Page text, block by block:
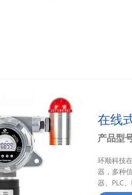
在线
产品型
环顺科技
器，多种
器、PLC